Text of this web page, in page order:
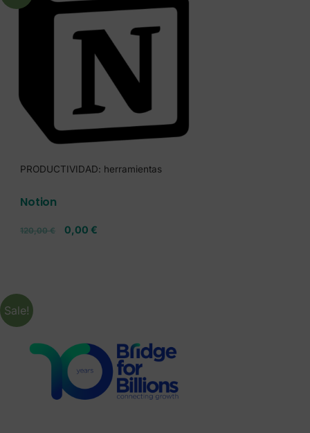
PRODUCTIVIDAD: herramientas
Notion
120,00€ 0,00 €
Sale!